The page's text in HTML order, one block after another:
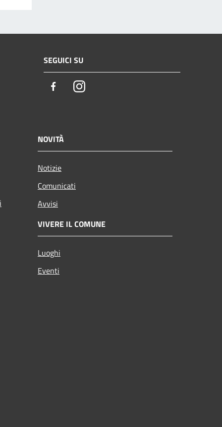
SEGUICI SU
FacebookInstagram
NOVITÀ
Notizie
Comunicati
Avvisi
VIVERE IL COMUNE
Luoghi
Eventi